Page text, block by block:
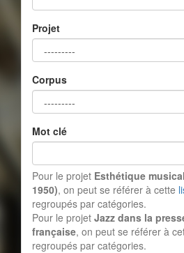
Projet
Corpus
Mot clé
Pour le projet Esthétique
1950), on peut se référer à cette
regroupés par catégories.
Pour le projet Jazz dans la
française, on peut se référer à
regroupés par catégories.